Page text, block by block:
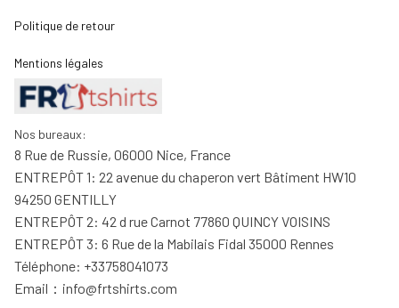
Politique de retour
Mentions légales
Nos bureaux:
8 Rue de Russie, 06000 Nice, France
ENTREPÔT 1: 22 avenue du chaperon vert Bâtiment HW10
94250 GENTILLY
ENTREPÔT 2: 42 d rue Carnot 77860 QUINCY VOISINS
ENTREPÔT 3: 6 Rue de la Mabilais Fidal 35000 Rennes
Téléphone: +33758041073
Email： info@frtshirts.com